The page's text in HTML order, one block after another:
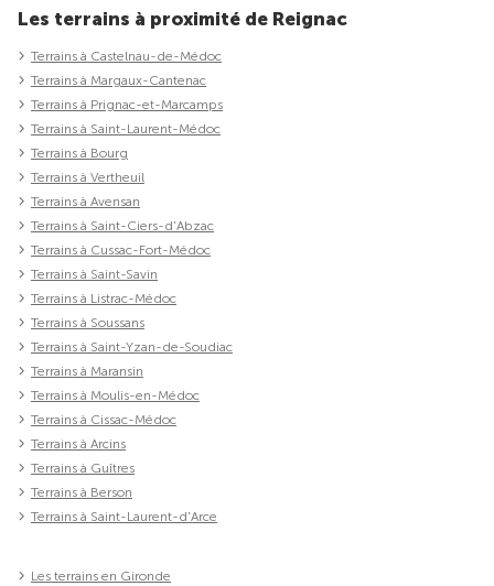
Les terrains à proximité de Reignac
Terrains à Castelnau-de-Médoc
Terrains à Margaux-Cantenac
Terrains à Prignac-et-Marcamps
Terrains à Saint-Laurent-Médoc
Terrains à Bourg
Terrains à Vertheuil
Terrains à Avensan
Terrains à Saint-Ciers-d'Abzac
Terrains à Cussac-Fort-Médoc
Terrains à Saint-Savin
Terrains à Listrac-Médoc
Terrains à Soussans
Terrains à Saint-Yzan-de-Soudiac
Terrains à Maransin
Terrains à Moulis-en-Médoc
Terrains à Cissac-Médoc
Terrains à Arcins
Terrains à Guîtres
Terrains à Berson
Terrains à Saint-Laurent-d'Arce
Les terrains en Gironde